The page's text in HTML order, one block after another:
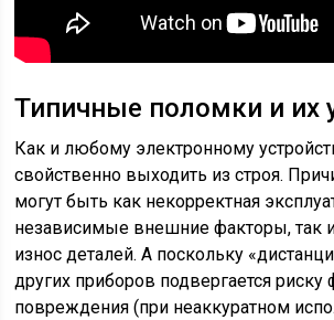
Типичные поломки и их
Как и любому электронному
свойственно выходить из строя.
могут быть как некорректная
независимые внешние факторы, так
износ деталей. А поскольку
других приборов подвергается риску
повреждения (при неаккуратном